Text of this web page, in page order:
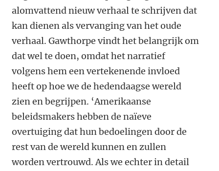
alomvattend nieuw verhaal te schrijven dat
kan dienen als vervanging van het oude
verhaal. Gawthorpe vindt het belangrijk om
dat wel te doen, omdat het narratief
volgens hem een vertekenende invloed
heeft op hoe we de hedendaagse wereld
zien en begrijpen. ‘Amerikaanse
beleidsmakers hebben de naïeve
overtuiging dat hun bedoelingen door de
rest van de wereld kunnen en zullen
worden vertrouwd. Als we echter in detail